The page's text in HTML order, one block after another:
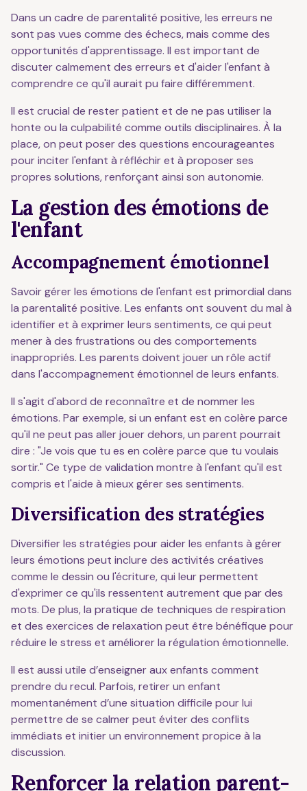
Dans un cadre de parentalité positive, les erreurs ne
sont pas vues comme des échecs, mais comme des
opportunités d'apprentissage. Il est important de
discuter calmement des erreurs et d'aider l'enfant à
comprendre ce qu'il aurait pu faire différemment.
Il est crucial de rester patient et de ne pas utiliser la
honte ou la culpabilité comme outils disciplinaires. À la
place, on peut poser des questions encourageantes
pour inciter l'enfant à réfléchir et à proposer ses
propres solutions, renforçant ainsi son autonomie.
La gestion des émotions de
l'enfant
Accompagnement émotionnel
Savoir gérer les émotions de l'enfant est primordial dans
la parentalité positive. Les enfants ont souvent du mal à
identifier et à exprimer leurs sentiments, ce qui peut
mener à des frustrations ou des comportements
inappropriés. Les parents doivent jouer un rôle actif
dans l'accompagnement émotionnel de leurs enfants.
Il s'agit d'abord de reconnaître et de nommer les
émotions. Par exemple, si un enfant est en colère parce
qu'il ne peut pas aller jouer dehors, un parent pourrait
dire : "Je vois que tu es en colère parce que tu voulais
sortir." Ce type de validation montre à l'enfant qu'il est
compris et l'aide à mieux gérer ses sentiments.
Diversification des stratégies
Diversifier les stratégies pour aider les enfants à gérer
leurs émotions peut inclure des activités créatives
comme le dessin ou l'écriture, qui leur permettent
d'exprimer ce qu'ils ressentent autrement que par des
mots. De plus, la pratique de techniques de respiration
et des exercices de relaxation peut être bénéfique pour
réduire le stress et améliorer la régulation émotionnelle.
Il est aussi utile d’enseigner aux enfants comment
prendre du recul. Parfois, retirer un enfant
momentanément d’une situation difficile pour lui
permettre de se calmer peut éviter des conflits
immédiats et initier un environnement propice à la
discussion.
Renforcer la relation parent-